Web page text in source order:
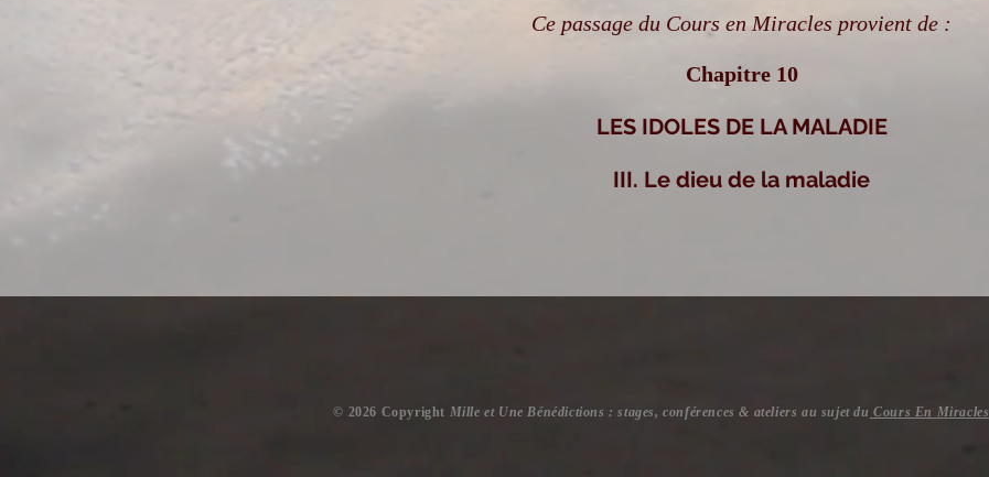
Ce passage du Cours en Miracles provient de :
Chapitre 10
LES IDOLES DE LA MALADIE
III. Le dieu de la maladie
​© 2026 Copyright Mille et Une Bénédictions : stages, conférences & ateliers au sujet du Cours En Miracles